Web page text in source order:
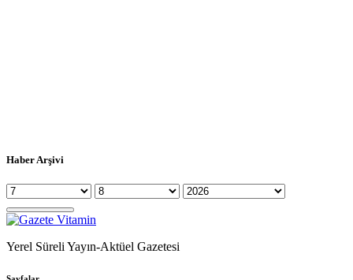
Haber Arşivi
Yerel Süreli Yayın-Aktüel Gazetesi